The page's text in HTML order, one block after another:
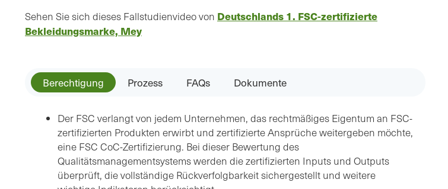
Sehen Sie sich dieses Fallstudienvideo von Deutschlands 1. FSC-zertifizierte
Bekleidungsmarke, Mey
Berechtigung Prozess FAQs Dokumente
Der FSC verlangt von jedem Unternehmen, das rechtmäßiges Eigentum an FSC-
zertifizierten Produkten erwirbt und zertifizierte Ansprüche weitergeben möchte,
eine FSC CoC-Zertifizierung. Bei dieser Bewertung des
Qualitätsmanagementsystems werden die zertifizierten Inputs und Outputs
überprüft, die vollständige Rückverfolgbarkeit sichergestellt und weitere